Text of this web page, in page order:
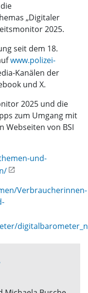
„Digitaler
2025.
seit dem 18.
www.polizei-
Kanälen der
und X.
2025 und die
zum Umgang mit
Webseiten von BSI
und-
Verbraucherinnen-